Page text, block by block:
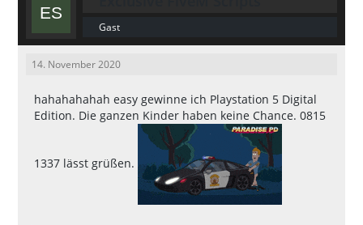
Gast
14. November 2020
hahahahahah easy gewinne ich Playstation 5 Digital
Edition. Die ganzen Kinder haben keine Chance. 0815
1337 lässt grüßen.